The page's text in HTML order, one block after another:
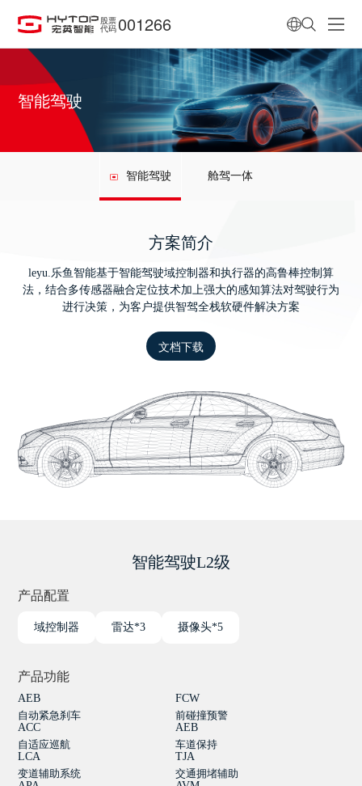
股票
代码 001266
智能驾驶
智能驾驶 舱驾一体
方案简介
leyu.乐鱼智能基于智能驾驶域控制器和执行器的高鲁棒控制算
法，结合多传感器融合定位技术加上强大的感知算法对驾驶行为
进行决策，为客户提供智驾全栈软硬件解决方案
文档下载
智能驾驶L2级
产品配置
域控制器 雷达*3 摄像头*5
产品功能
AEB
自动紧急刹车
FCW
前碰撞预警
ACC
自适应巡航
AEB
车道保持
LCA
变道辅助系统
TJA
交通拥堵辅助